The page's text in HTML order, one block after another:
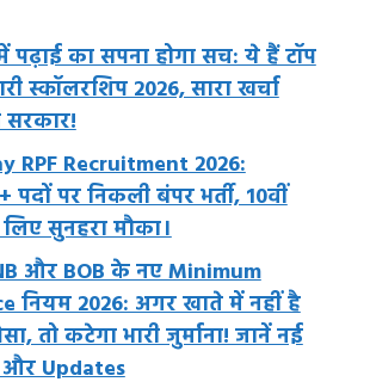
पढ़ाई का सपना होगा सच: ये हैं टॉप
स्कॉलरशिप 2026, सारा खर्चा
सरकार!
RPF Recruitment 2026:
पदों पर निकली बंपर भर्ती, 10वीं
सुनहरा मौका।
और BOB के नए Minimum
नियम 2026: अगर खाते में नहीं है
तो कटेगा भारी जुर्माना! जानें नई
Updates